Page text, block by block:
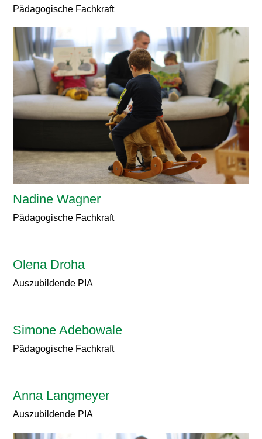
Pädagogische Fachkraft
Nadine Wagner
Pädagogische Fachkraft
Olena Droha
Auszubildende PIA
Simone Adebowale
Pädagogische Fachkraft
Anna Langmeyer
Auszubildende PIA